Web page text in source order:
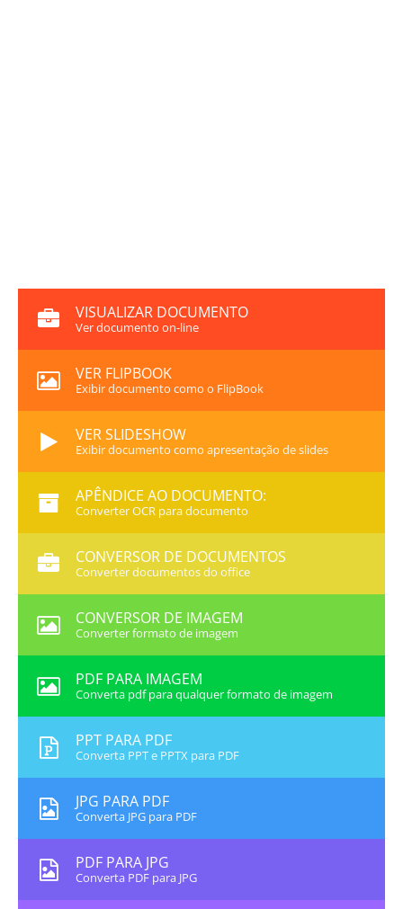
VISUALIZAR DOCUMENTO
Ver documento on-line
VER FLIPBOOK
Exibir documento como o FlipBook
VER SLIDESHOW
Exibir documento como apresentação de slides
APÊNDICE AO DOCUMENTO:
Converter OCR para documento
CONVERSOR DE DOCUMENTOS
Converter documentos do office
CONVERSOR DE IMAGEM
Converter formato de imagem
PDF PARA IMAGEM
Converta pdf para qualquer formato de imagem
PPT PARA PDF
Converta PPT e PPTX para PDF
JPG PARA PDF
Converta JPG para PDF
PDF PARA JPG
Converta PDF para JPG